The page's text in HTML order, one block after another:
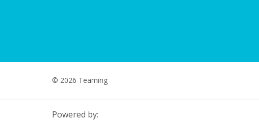
© 2026 Teaming
Powered by: